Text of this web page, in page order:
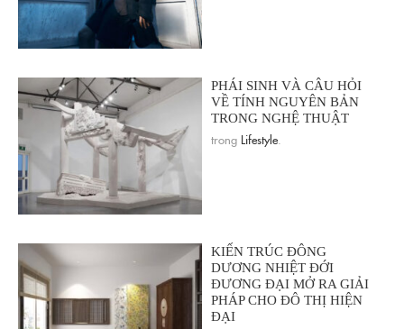
PHÁI SINH VÀ CÂU HỎI
VỀ TÍNH NGUYÊN BẢN
TRONG NGHỆ THUẬT
trong Lifestyle
KIẾN TRÚC ĐÔNG
DƯƠNG NHIỆT ĐỚI
ĐƯƠNG ĐẠI MỞ RA GIẢI
PHÁP CHO ĐÔ THỊ HIỆN
ĐẠI